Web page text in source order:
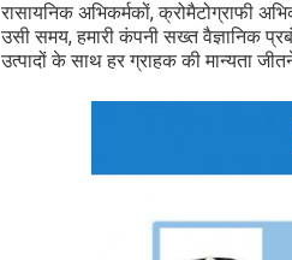
रासायनिक अभिकर्मकों, क्रोमैटोग्राफी
उसी समय, हमारी कंपनी सख्त वैज्ञानिक
उत्पादों के साथ हर ग्राहक की मान्यता